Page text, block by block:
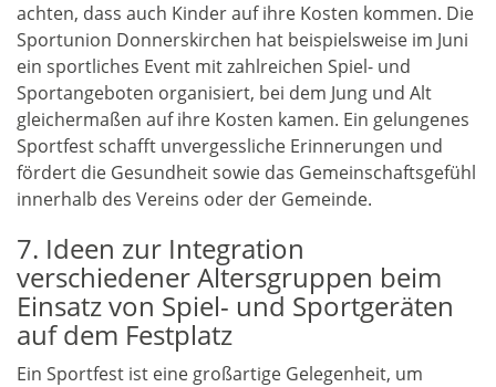
achten, dass auch Kinder auf ihre Kosten kommen. Die
Sportunion Donnerskirchen hat beispielsweise im Juni
ein sportliches Event mit zahlreichen Spiel- und
Sportangeboten organisiert, bei dem Jung und Alt
gleichermaßen auf ihre Kosten kamen. Ein gelungenes
Sportfest schafft unvergessliche Erinnerungen und
fördert die Gesundheit sowie das Gemeinschaftsgefühl
innerhalb des Vereins oder der Gemeinde.
7. Ideen zur Integration
verschiedener Altersgruppen beim
Einsatz von Spiel- und Sportgeräten
auf dem Festplatz
Ein Sportfest ist eine großartige Gelegenheit, um